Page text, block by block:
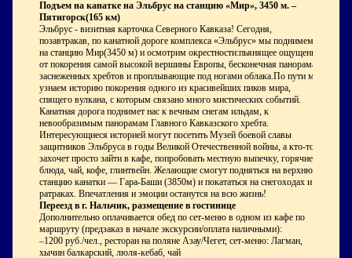
Подъем на канатке на Эльбрус на станцию «Мир», 3450 м. –
Пятигорск(165 км)
Эльбрус - визитная карточка Северного Кавказа! Сегодня,
позавтракав, по канатной дороге комплекса «Эльбрус» мы поднимемся
на станцию Мир(3450 м) и осмотрим окрестности:пьянящее ощущение
от покорения самой высокой вершины Европы, бесконечная панорама
заснеженных хребтов и проплывающие под ногами облака.По пути мы
узнаем историю покорения одного из красивейших пиков мира,
спящего вулкана, с которым связано много мистических событий.
Канатная дорога поднимет нас к вечным снегам ильдам, к
невообразимым панорамам Главного Кавказского хребта.
Интересующиеся историей могут посетить Музей боевой славы
защитников Эльбруса в годы Великой Отечественной войны, а кто-то
захочет просто зайти в кафе, попробовать местную выпечку, горячие
блюда, чай, кофе, глинтвейн. Желающие смогут подняться на верхнюю
станцию канатки — Гара-Баши (3850м) и покататься на снегоходах и
ратраках. Впечатления и эмоции останутся на всю жизнь!
Переезд в г. Нальчик, размещение в гостинице
Дополнительно оплачивается обед по сет-меню в одном из кафе по
маршруту (предзаказ в начале экскурсии/оплата наличными):
–1200 руб./чел., ресторан на поляне Азау/Чегет, сет-меню: Лагман,
хычин балкарский, люля-кебаб, чай